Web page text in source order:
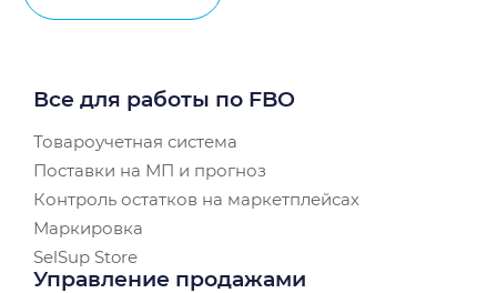
Все для работы по FBO
Товароучетная система
Поставки на МП и прогноз
Контроль остатков на маркетплейсах
Маркировка
SelSup Store
Управление продажами